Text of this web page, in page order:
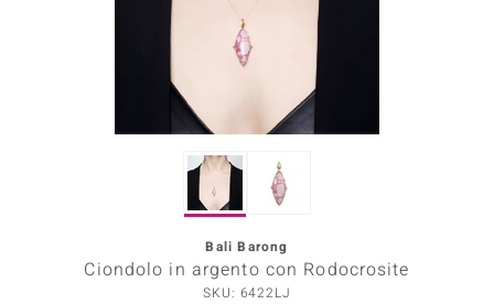
Bali Barong
Ciondolo in argento con Rodocrosite
SKU: 6422LJ